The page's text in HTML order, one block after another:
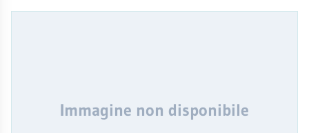
Immagine non disponibile